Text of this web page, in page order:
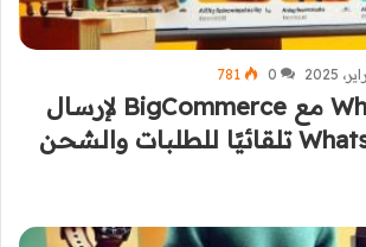
0
781
تكامل Whats360 مع BigCommerce لإرسال